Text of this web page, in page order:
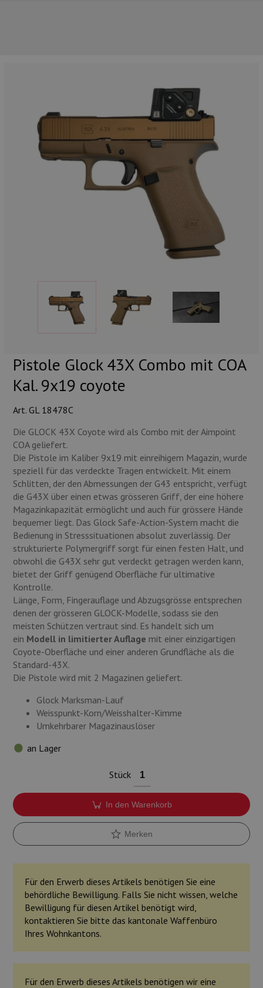
Pistole Glock 43X Combo mit COA
Kal. 9x19 coyote
Art. GL 18478C
Die GLOCK 43X Coyote wird als Combo mit der Aimpoint
COA geliefert.
Die Pistole im Kaliber 9x19 mit einreihigem Magazin, wurde
speziell für das verdeckte Tragen entwickelt. Mit einem
Schlitten, der den Abmessungen der G43 entspricht, verfügt
die G43X über einen etwas grösseren Griff, der eine höhere
Magazinkapazität ermöglicht und auch für grössere Hände
bequemer liegt. Das Glock Safe-Action-System macht die
Bedienung in Stresssituationen absolut zuverlässig. Der
strukturierte Polymergriff sorgt für einen festen Halt, und
obwohl die G43X sehr gut verdeckt getragen werden kann,
bietet der Griff genügend Oberfläche für ultimative
Kontrolle.
Länge, Form, Fingerauflage und Abzugsgrösse entsprechen
denen der grösseren GLOCK-Modelle, sodass sie den
meisten Schützen vertraut sind. Es handelt sich um
ein Modell in limitierter Auflage mit einer einzigartigen
Coyote-Oberfläche und einer anderen Grundfläche als die
Standard-43X.
Die Pistole wird mit 2 Magazinen geliefert.
Glock Marksman-Lauf
Weisspunkt-Korn/Weisshalter-Kimme
Umkehrbarer Magazinauslöser
an Lager
Stück
In den Warenkorb
Merken
Für den Erwerb dieses Artikels benötigen Sie eine
behördliche Bewilligung. Falls Sie nicht wissen, welche
Bewilligung für diesen Artikel benötigt wird,
kontaktieren Sie bitte das kantonale Waffenbüro
Ihres Wohnkantons.
Für den Erwerb dieses Artikels benötigen wir eine
Lampen und Zubehör